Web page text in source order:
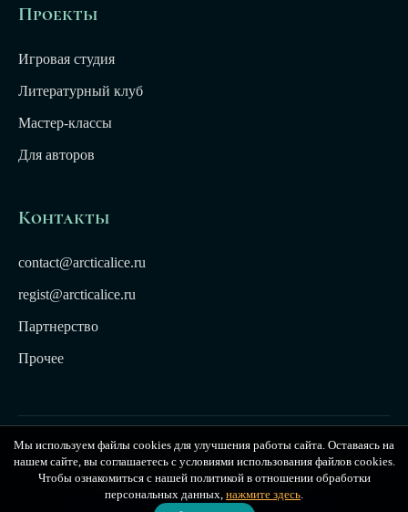
Проекты
Игровая студия
Литературный клуб
Мастер-классы
Для авторов
Контакты
contact@arcticalice.ru
regist@arcticalice.ru
Партнерство
Прочее
© 2022-2026 Издательство Арктики Лёд. Все права
защищены. Издательство Arctic Ice
Публичная оферта|Политика конфиденциальности
Мы используем файлы cookies для улучшения работы сайта. Оставаясь на
нашем сайте, вы соглашаетесь с условиями использования файлов cookies.
Чтобы ознакомиться с нашей политикой в отношении обработки
персональных данных, нажмите здесь.